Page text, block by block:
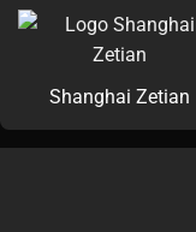
Shanghai Zetian